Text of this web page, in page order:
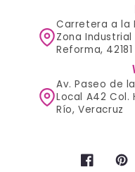
Carretera a la
Zona Industrial
Reforma, 42181
Av. Paseo de
Local A42 Col.
Río, Veracruz
Facebook